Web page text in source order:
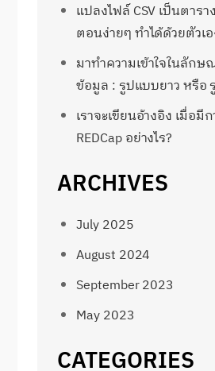
แปลงไฟล์ CSV เป็นตารา
ตอนง่ายๆ ทำได้ด้วยตัวเ
มาทำความเข้าใจในลัก
ข้อมูล : รูปแบบยาว หรือ
เราจะเขียนอ้างอิง เมื่อมี
REDCap อย่างไร?
ARCHIVES
July 2025
August 2024
September 2023
May 2023
CATEGORIES